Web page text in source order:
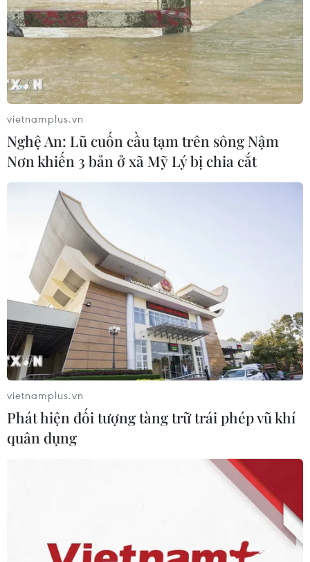
vietnamplus.vn
Nghệ An: Lũ cuốn cầu tạm trên sông Nậm
Nơn khiến 3 bản ở xã Mỹ Lý bị chia cắt
vietnamplus.vn
Phát hiện đối tượng tàng trữ trái phép vũ khí
quân dụng